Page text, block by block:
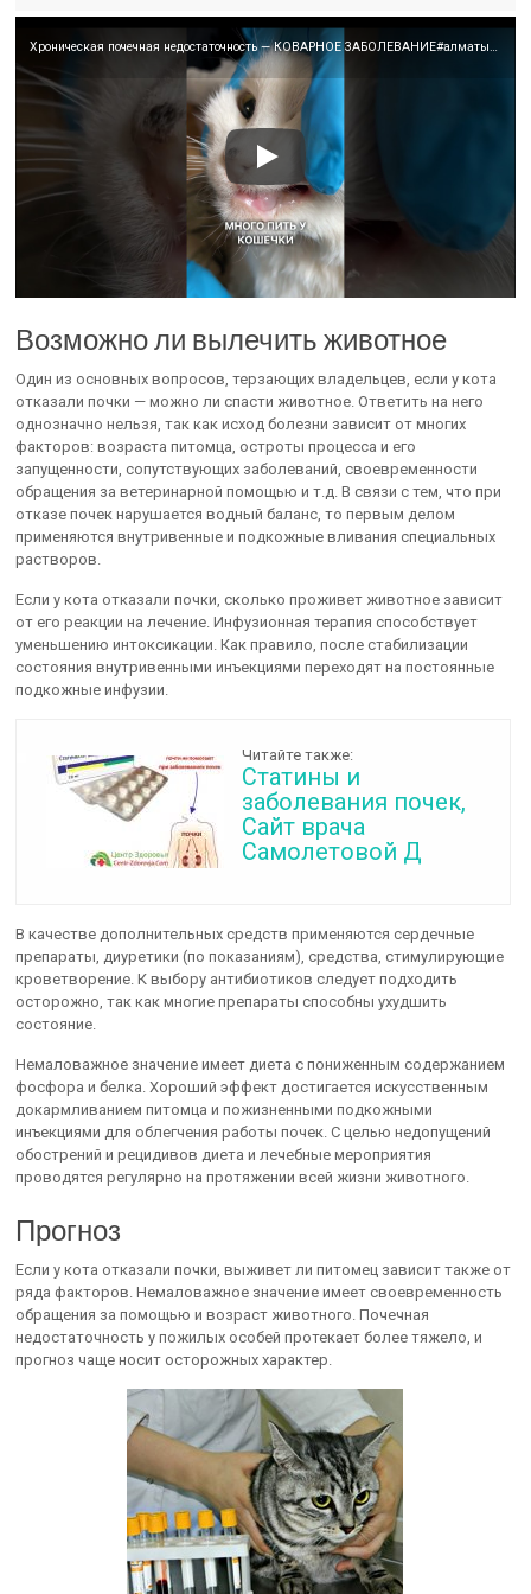
Хроническая почечная недостаточность — КОВАРНОЕ ЗАБОЛЕВАНИЕ#алматы #кошкитакиекошки #vet #ветеринар
Возможно ли вылечить животное
Один из основных вопросов, терзающих владельцев, если у кота
отказали почки — можно ли спасти животное. Ответить на него
однозначно нельзя, так как исход болезни зависит от многих
факторов: возраста питомца, остроты процесса и его
запущенности, сопутствующих заболеваний, своевременности
обращения за ветеринарной помощью и т.д. В связи с тем, что при
отказе почек нарушается водный баланс, то первым делом
применяются внутривенные и подкожные вливания специальных
растворов.
Если у кота отказали почки, сколько проживет животное зависит
от его реакции на лечение. Инфузионная терапия способствует
уменьшению интоксикации. Как правило, после стабилизации
состояния внутривенными инъекциями переходят на постоянные
подкожные инфузии.
Читайте также:
Статины и
заболевания почек,
Сайт врача
Самолетовой Д
В качестве дополнительных средств применяются сердечные
препараты, диуретики (по показаниям), средства, стимулирующие
кроветворение. К выбору антибиотиков следует подходить
осторожно, так как многие препараты способны ухудшить
состояние.
Немаловажное значение имеет диета с пониженным содержанием
фосфора и белка. Хороший эффект достигается искусственным
докармливанием питомца и пожизненными подкожными
инъекциями для облегчения работы почек. С целью недопущений
обострений и рецидивов диета и лечебные мероприятия
проводятся регулярно на протяжении всей жизни животного.
Прогноз
Если у кота отказали почки, выживет ли питомец зависит также от
ряда факторов. Немаловажное значение имеет своевременность
обращения за помощью и возраст животного. Почечная
недостаточность у пожилых особей протекает более тяжело, и
прогноз чаще носит осторожных характер.